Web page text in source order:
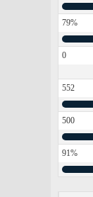
79%
0
552
500
91%